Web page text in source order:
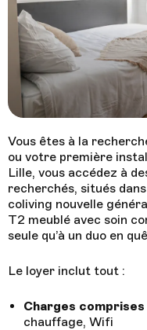
Follow us !
FacebookTiktok
Instagram :
Instagram
Paris
Instagram
Lille
Vous êtes à la
ou votre première
Lille, vous accédez à
recherchés, situés
coliving nouvelle
T2 meublé avec soin
seule qu’à un duo en
Le loyer inclut tout :
Charges comprises
chauffage, Wifi